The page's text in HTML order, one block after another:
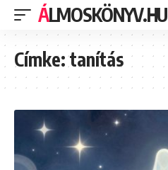
ÁLMOSKÖNYV.HU
Címke:tanítás